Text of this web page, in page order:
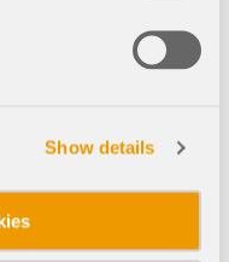
Show details
en la nu
Cantidad
450,00 USD